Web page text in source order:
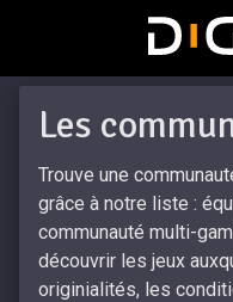
Les
Trouve une
grâce à notre liste :
communauté multi-
découvrir les jeux
originialités, les